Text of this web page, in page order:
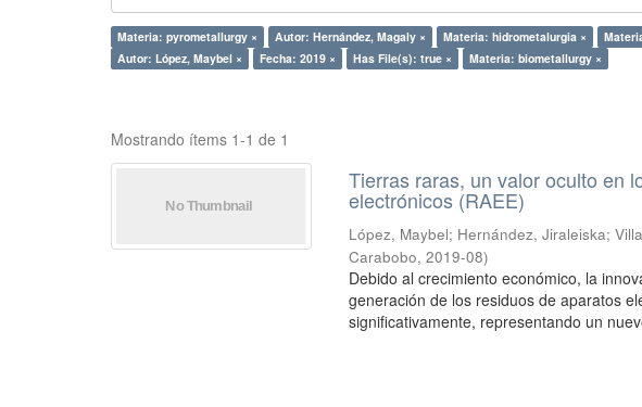
Materia: pyrometallurgy × Autor: Hernández, Magaly × Materia: hidrometalurgia ×
Autor: López, Maybel ×
Fecha: 2019 × Has File(s): true × Materia: biometallurgy ×
Mostrando ítems 1-1 de 1
Tierras raras, un valor oculto en
electrónicos (RAEE)
López, Maybel; Hernández, Jiraleiska;
Carabobo,2019-08)
Debido al crecimiento económico, la
generación de los residuos de aparatos
significativamente, representando un